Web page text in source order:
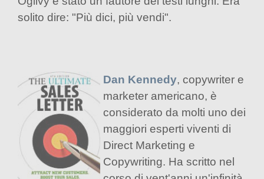
solito dire: "Più dici, più vendi".
Dan Kennedy, copywriter e
marketer americano, è
considerato da molti uno dei
maggiori esperti viventi di
Direct Marketing e
Copywriting. Ha scritto nel